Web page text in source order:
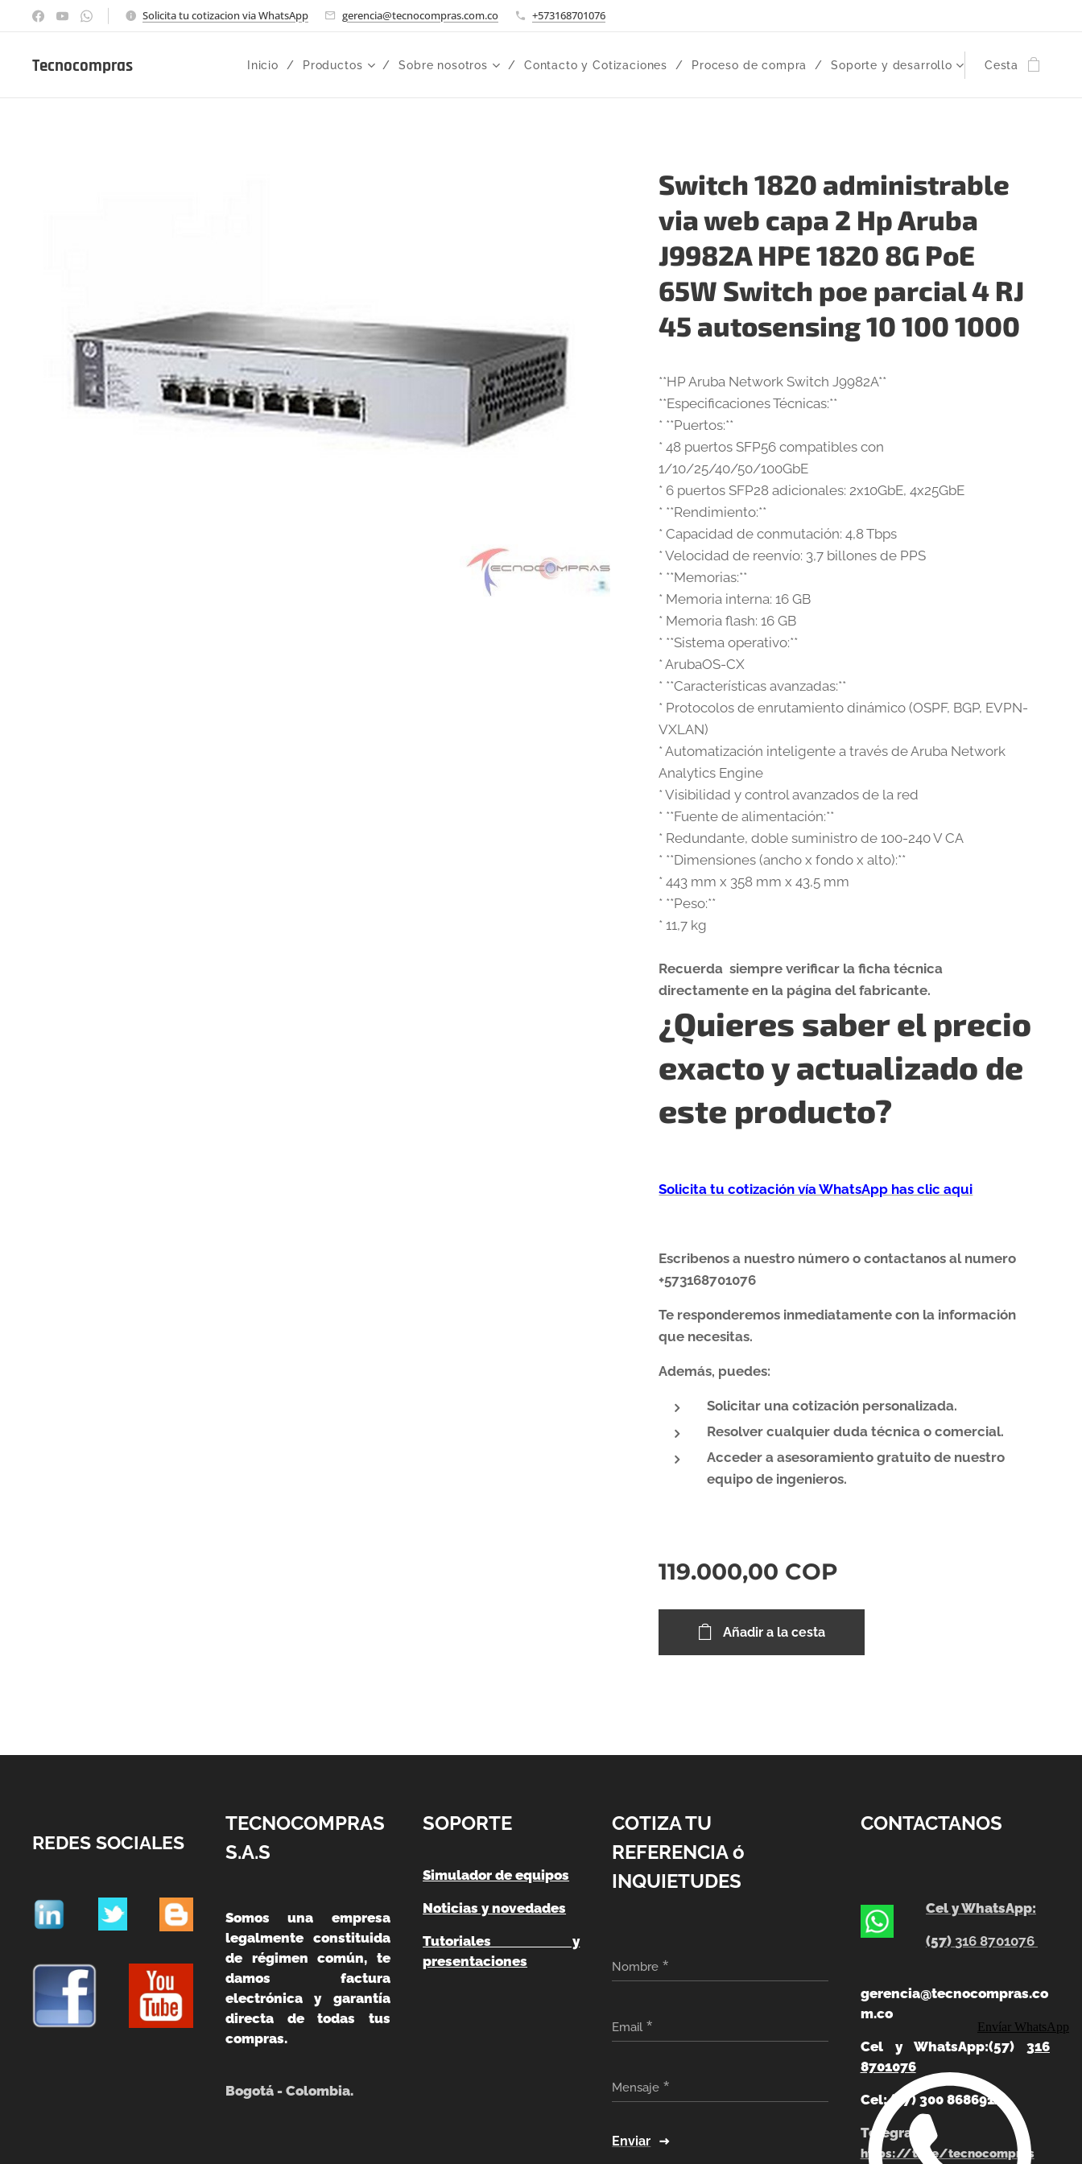
Solicita tu cotizacion via WhatsApp gerencia@tecnocompras.com.co +573168701076
Tecnocompras Inicio Productos Sobre nosotros Contacto y Cotizaciones Proceso de compra Soporte y desarrollo Cesta
Switch 1820 administrable
via web capa 2 Hp Aruba
J9982A HPE 1820 8G PoE
65W Switch poe parcial 4 RJ
45 autosensing 10 100 1000
**HP Aruba Network Switch J9982A**
**Especificaciones Técnicas:**
* **Puertos:**
* 48 puertos SFP56 compatibles con
1/10/25/40/50/100GbE
* 6 puertos SFP28 adicionales: 2x10GbE, 4x25GbE
* **Rendimiento:**
* Capacidad de conmutación: 4,8 Tbps
* Velocidad de reenvío: 3,7 billones de PPS
* **Memorias:**
* Memoria interna: 16 GB
* Memoria flash: 16 GB
* **Sistema operativo:**
* ArubaOS-CX
* **Características avanzadas:**
* Protocolos de enrutamiento dinámico (OSPF, BGP, EVPN-
VXLAN)
* Automatización inteligente a través de Aruba Network
Analytics Engine
* Visibilidad y control avanzados de la red
* **Fuente de alimentación:**
* Redundante, doble suministro de 100-240 V CA
* **Dimensiones (ancho x fondo x alto):**
* 443 mm x 358 mm x 43,5 mm
* **Peso:**
* 11,7 kg
Recuerda siempre verificar la ficha técnica
directamente en la página del fabricante.
¿Quieres saber el precio
exacto y actualizado de
este producto?
Solicita tu cotización vía WhatsApp has clic aqui
Escribenos a nuestro número o contactanos al numero
+573168701076
Te responderemos inmediatamente con la información
que necesitas.
Además, puedes:
Solicitar una cotización personalizada.
Resolver cualquier duda técnica o comercial.
Acceder a asesoramiento gratuito de nuestro
equipo de ingenieros.
119.000,00 COP
Añadir a la cesta
REDES SOCIALES
TECNOCOMPRAS
S.A.S
Somos una empresa
legalmente constituida
de régimen común, te
damos factura
electrónica y garantía
directa de todas tus
compras.
Bogotá - Colombia.
SOPORTE
Simulador de equipos
Noticias y novedades
Tutoriales y
presentaciones
COTIZA TU
REFERENCIA ó
INQUIETUDES
Nombre
Email
Mensaje
Enviar
CONTACTANOS
Cel y WhatsApp:
(57) 316 8701076
gerencia@tecnocompras.co
m.co
Cel y WhatsApp:(57) 316
8701076
Cel: (57) 300 8686914
Telegram:
https://t.me/tecnocompras
Envíar WhatsApp